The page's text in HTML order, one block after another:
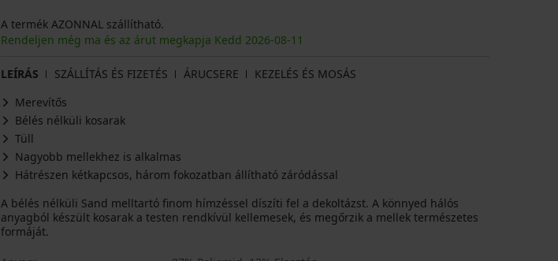
A termék AZONNAL szállítható.
Rendeljen még ma és az árut megkapja Kedd 2026-08-11
LEÍRÁS SZÁLLÍTÁS ÉS FIZETÉS ÁRUCSERE
KEZELÉS ÉS MOSÁS
Merevítős
Bélés nélküli kosarak
Tüll
Nagyobb mellekhez is alkalmas
Hátrészen kétkapcsos, három fokozatban állítható záródással
A bélés nélküli Sand melltartó finom hímzéssel díszíti fel a dekoltázst. A könnyed hálós
anyagból készült kosarak a testen rendkívül kellemesek, és megőrzik a mellek természetes
formáját.